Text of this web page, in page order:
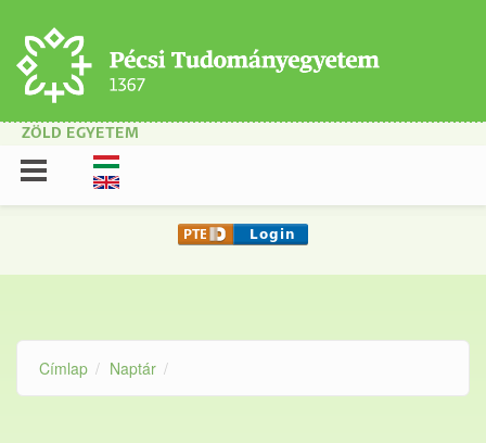
ZÖLD EGYETEM
Címlap Naptár